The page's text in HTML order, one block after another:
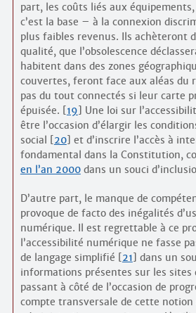
part, les coûts liés aux
c’est la base – à la connexion
plus faibles revenus. Ils achèteront
qualité, que l’obsolescence
habitent dans des zones
couvertes, feront face aux aléas du
pas du tout connectés si leur carte
épuisée. [19] Une loi sur
être l’occasion d’élargir les
social [20] et d’inscrire l’accès à
fondamental dans la Constitution,
en l’an 2000dans un souci
D’autre part, le manque de
provoque de facto des inégalités
numérique. Il est regrettable à ce
l’accessibilité numérique ne fasse
de langage simplifié [21] dans un
informations présentes sur les sites
passant à côté de l’occasion de
compte transversale de cette notion